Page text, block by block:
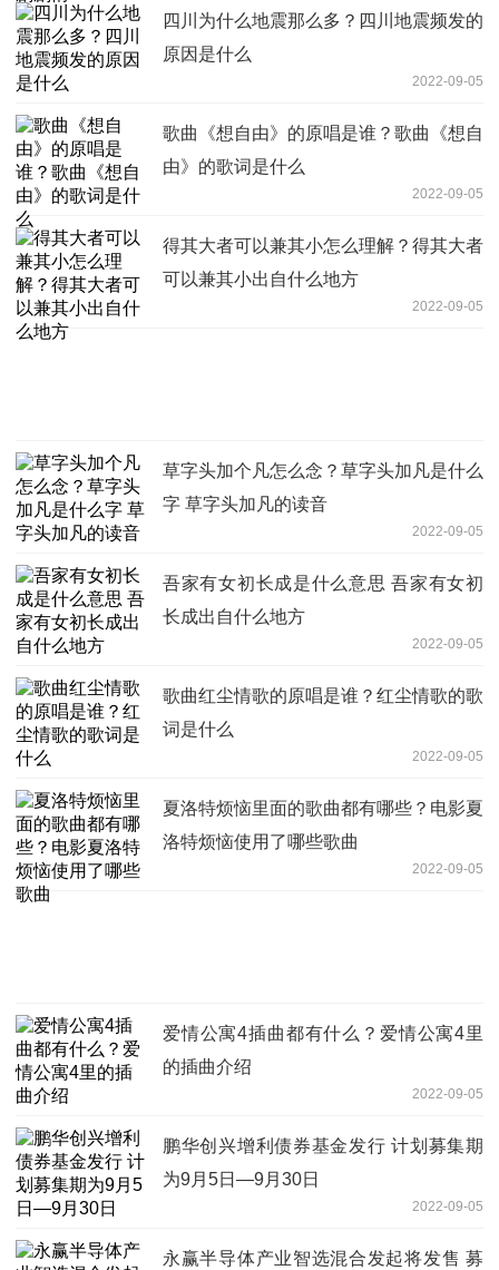
四川为什么地震那么多？四川地震频发的
原因是什么
2022-09-05
歌曲《想自由》的原唱是谁？歌曲《想自
由》的歌词是什么
2022-09-05
得其大者可以兼其小怎么理解？得其大者
可以兼其小出自什么地方
2022-09-05
草字头加个凡怎么念？草字头加凡是什么
字 草字头加凡的读音
2022-09-05
吾家有女初长成是什么意思 吾家有女初
长成出自什么地方
2022-09-05
歌曲红尘情歌的原唱是谁？红尘情歌的歌
词是什么
2022-09-05
夏洛特烦恼里面的歌曲都有哪些？电影夏
洛特烦恼使用了哪些歌曲
2022-09-05
爱情公寓4插曲都有什么？爱情公寓4里
的插曲介绍
2022-09-05
鹏华创兴增利债券基金发行 计划募集期
为9月5日—9月30日
2022-09-05
永赢半导体产业智选混合发起将发售 募